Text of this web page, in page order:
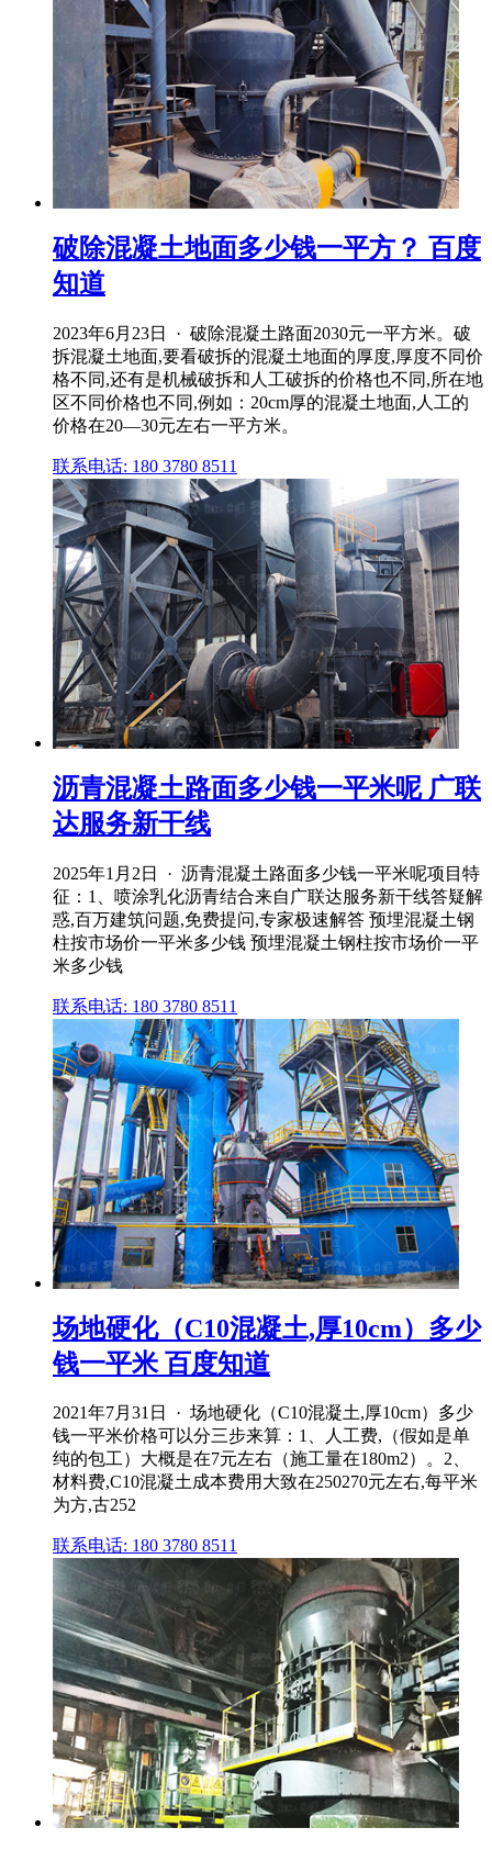
破除混凝土地面多少钱一平方？ 百度
知道
2023年6月23日 · 破除混凝土路面2030元一平方米。破
拆混凝土地面,要看破拆的混凝土地面的厚度,厚度不同价
格不同,还有是机械破拆和人工破拆的价格也不同,所在地
区不同价格也不同,例如：20cm厚的混凝土地面,人工的
价格在20—30元左右一平方米。
联系电话: 180 3780 8511
沥青混凝土路面多少钱一平米呢 广联
达服务新干线
2025年1月2日 · 沥青混凝土路面多少钱一平米呢项目特
征：1、喷涂乳化沥青结合来自广联达服务新干线答疑解
惑,百万建筑问题,免费提问,专家极速解答 预埋混凝土钢
柱按市场价一平米多少钱 预埋混凝土钢柱按市场价一平
米多少钱
联系电话: 180 3780 8511
场地硬化（C10混凝土,厚10cm）多少
钱一平米 百度知道
2021年7月31日 · 场地硬化（C10混凝土,厚10cm）多少
钱一平米价格可以分三步来算：1、人工费,（假如是单
纯的包工）大概是在7元左右（施工量在180m2）。2、
材料费,C10混凝土成本费用大致在250270元左右,每平米
为方,古252
联系电话: 180 3780 8511